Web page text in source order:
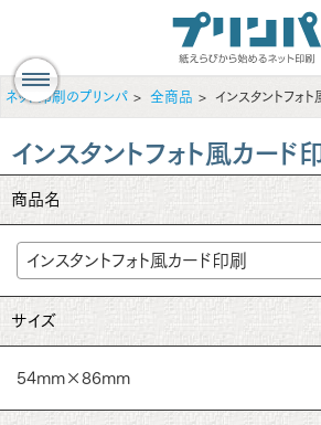
ネット印刷のプリンパ 全商品 インスタントフォ
インスタントフォト風カード
商品名
サイズ
54mm×86mm